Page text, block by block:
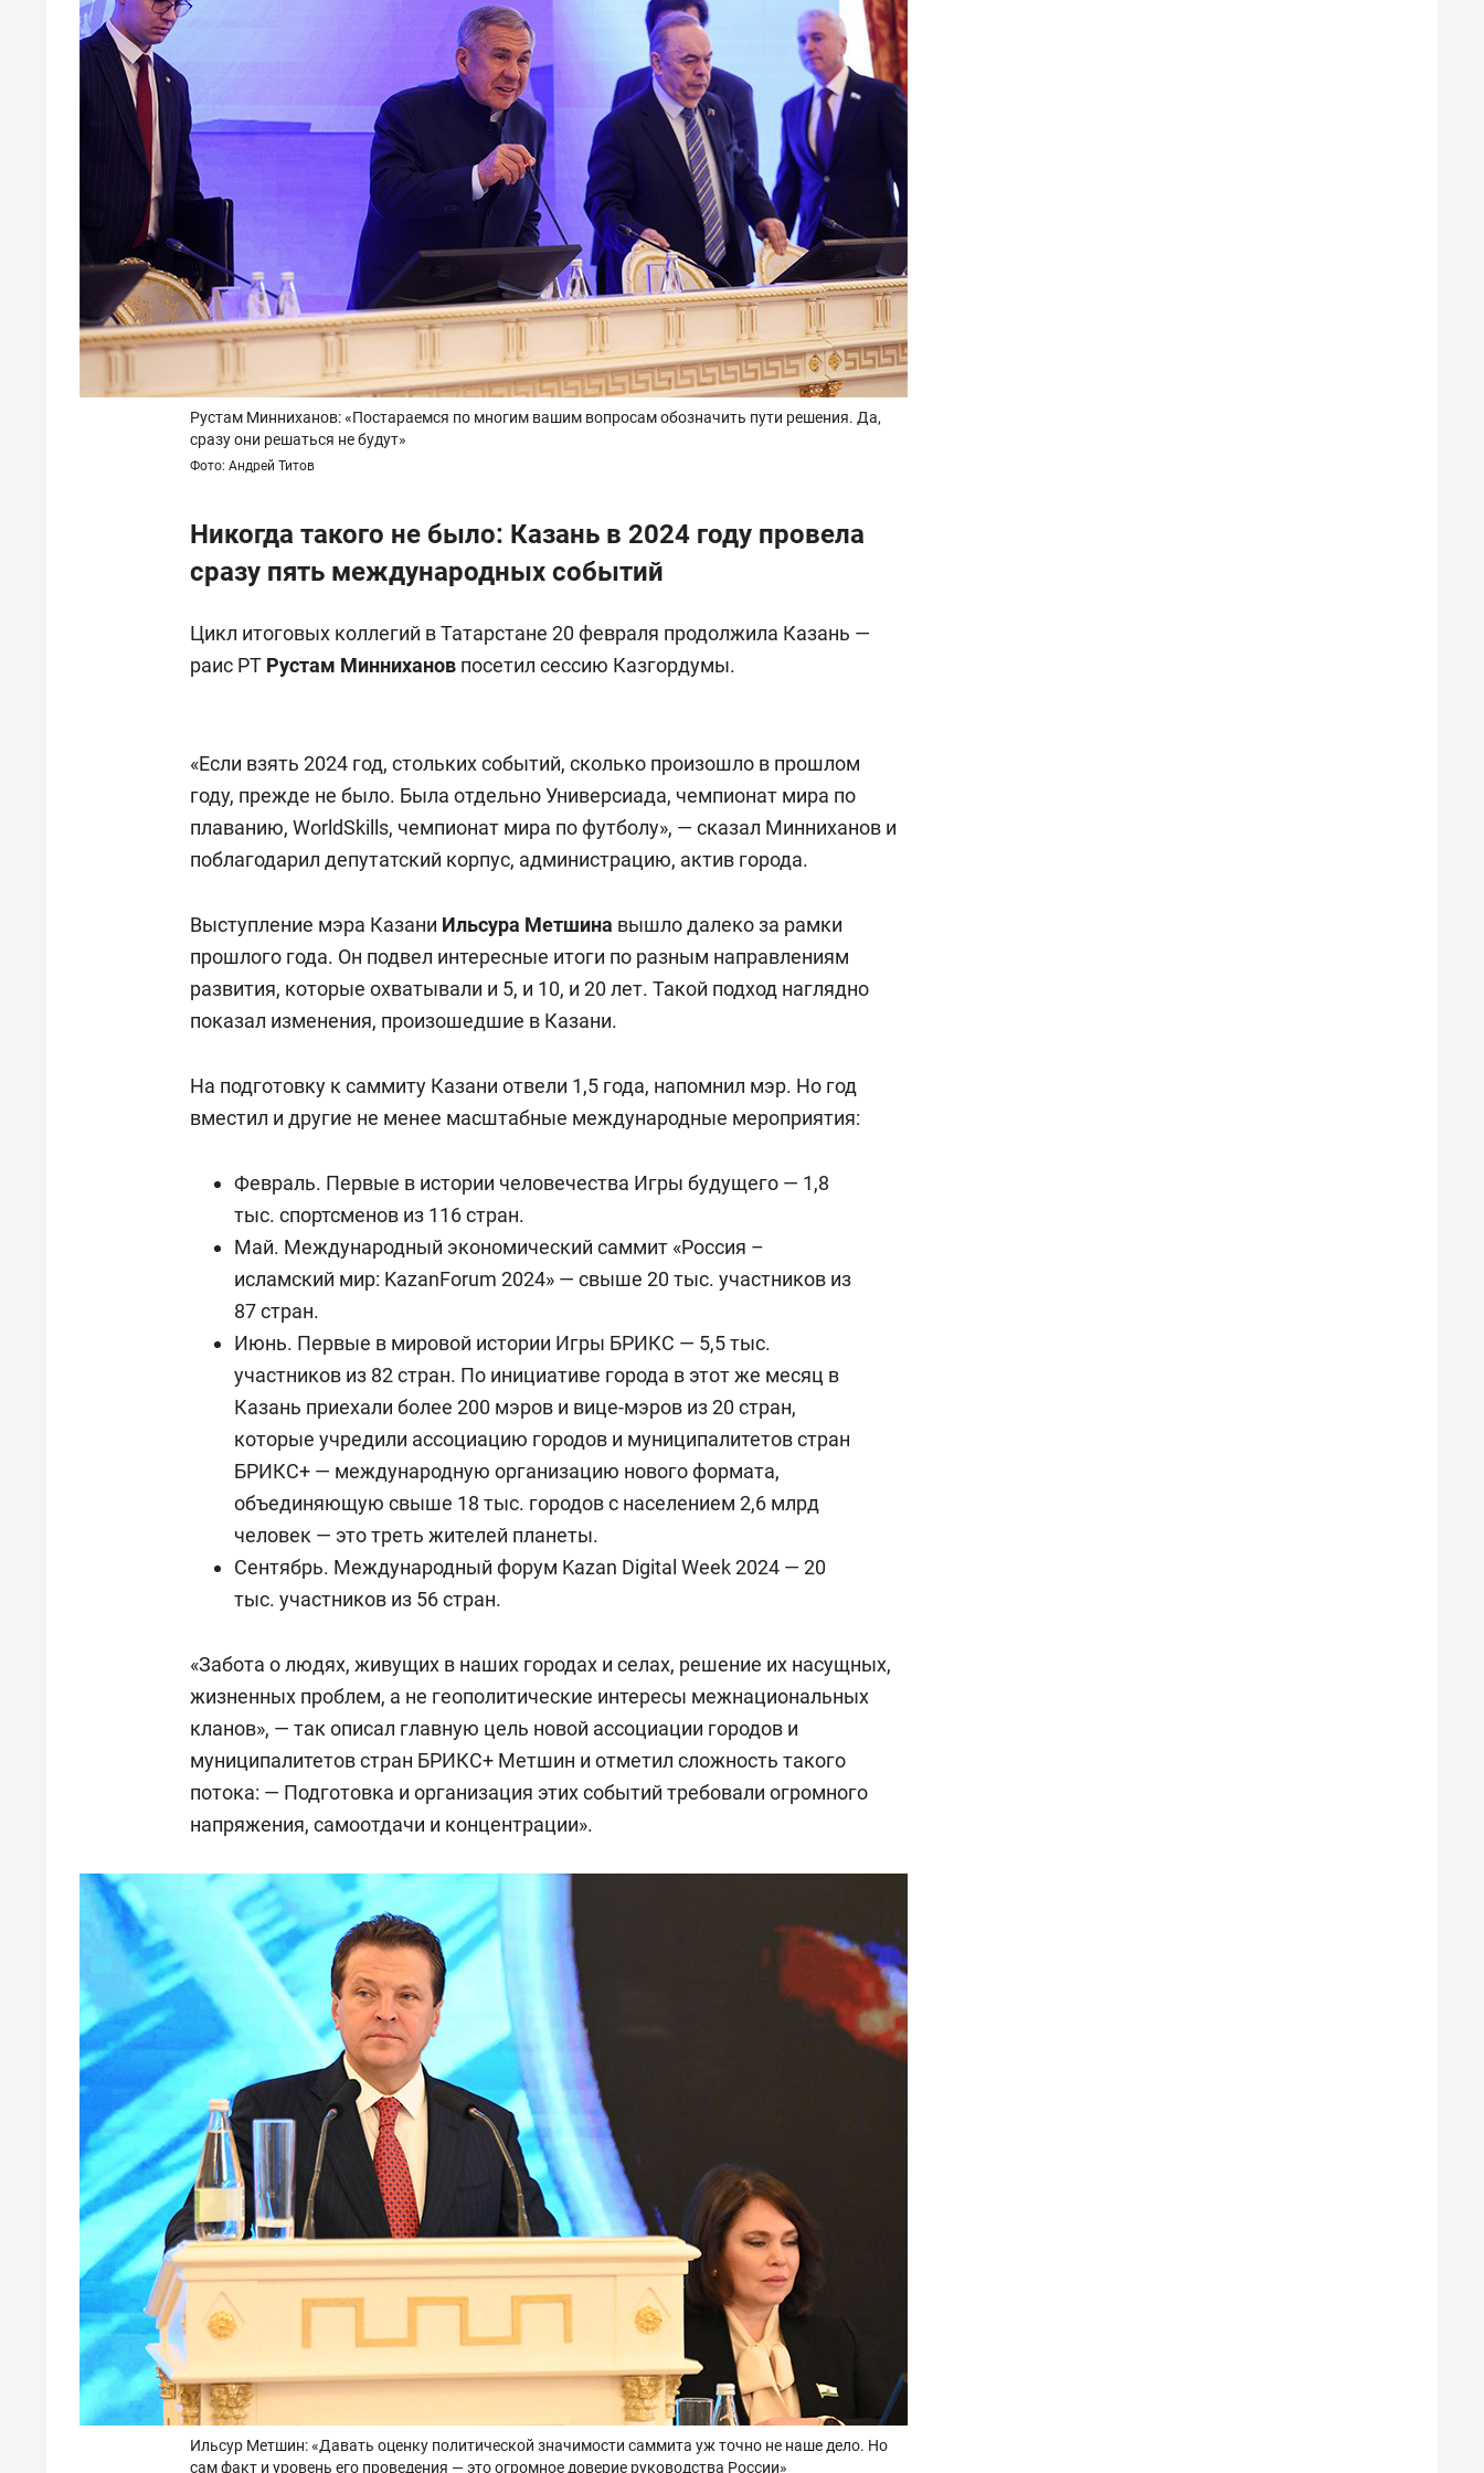
Рустам Минниханов: «Постараемся по многим вашим вопросам обозначить пути решения. Да,
сразу они решаться не будут»
Фото: Андрей Титов
Никогда такого не было: Казань в 2024 году провела
сразу пять международных событий
Цикл итоговых коллегий в Татарстане 20 февраля продолжила Казань —
раис РТ Рустам Минниханов посетил сессию Казгордумы.
«Если взять 2024 год, стольких событий, сколько произошло в прошлом
году, прежде не было. Была отдельно Универсиада, чемпионат мира по
плаванию, WorldSkills, чемпионат мира по футболу», — сказал Минниханов и
поблагодарил депутатский корпус, администрацию, актив города.
Выступление мэра Казани Ильсура Метшина вышло далеко за рамки
прошлого года. Он подвел интересные итоги по разным направлениям
развития, которые охватывали и 5, и 10, и 20 лет. Такой подход наглядно
показал изменения, произошедшие в Казани.
На подготовку к саммиту Казани отвели 1,5 года, напомнил мэр. Но год
вместил и другие не менее масштабные международные мероприятия:
Февраль. Первые в истории человечества Игры будущего — 1,8
тыс. спортсменов из 116 стран.
Май. Международный экономический саммит «Россия –
исламский мир: KazanForum 2024» — свыше 20 тыс. участников из
87 стран.
Июнь. Первые в мировой истории Игры БРИКС — 5,5 тыс.
участников из 82 стран. По инициативе города в этот же месяц в
Казань приехали более 200 мэров и вице-мэров из 20 стран,
которые учредили ассоциацию городов и муниципалитетов стран
БРИКС+ — международную организацию нового формата,
объединяющую свыше 18 тыс. городов с населением 2,6 млрд
человек — это треть жителей планеты.
Сентябрь. Международный форум Kazan Digital Week 2024 — 20
тыс. участников из 56 стран.
«Забота о людях, живущих в наших городах и селах, решение их насущных,
жизненных проблем, а не геополитические интересы межнациональных
кланов», — так описал главную цель новой ассоциации городов и
муниципалитетов стран БРИКС+ Метшин и отметил сложность такого
потока: — Подготовка и организация этих событий требовали огромного
напряжения, самоотдачи и концентрации».
Ильсур Метшин: «Давать оценку политической значимости саммита уж точно не наше дело. Но
сам факт и уровень его проведения — это огромное доверие руководства России»